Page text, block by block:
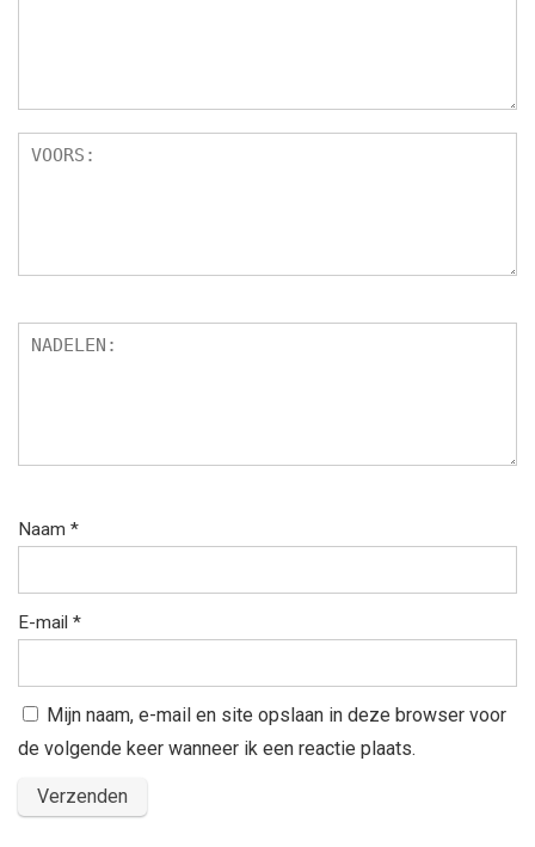
Naam *
E-mail *
Mijn naam, e-mail en site opslaan in deze browser voor
de volgende keer wanneer ik een reactie plaats.